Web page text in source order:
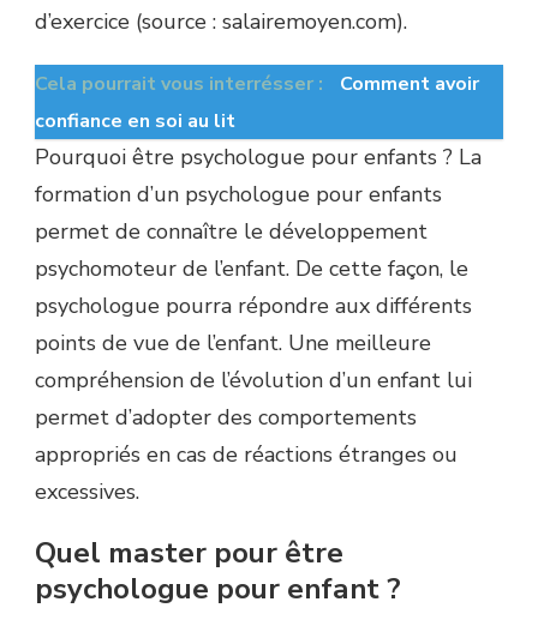
d’exercice (source : salairemoyen.com).
Cela pourrait vous interrésser :
Comment avoir
confiance en soi au lit
Pourquoi être psychologue pour enfants ? La
formation d’un psychologue pour enfants
permet de connaître le développement
psychomoteur de l’enfant. De cette façon, le
psychologue pourra répondre aux différents
points de vue de l’enfant. Une meilleure
compréhension de l’évolution d’un enfant lui
permet d’adopter des comportements
appropriés en cas de réactions étranges ou
excessives.
Quel master pour être
psychologue pour enfant ?